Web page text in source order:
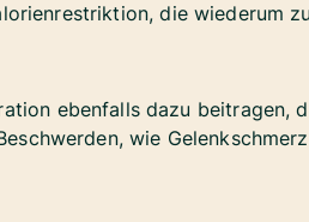
die wiederum
ebenfalls dazu beitragen,
wie